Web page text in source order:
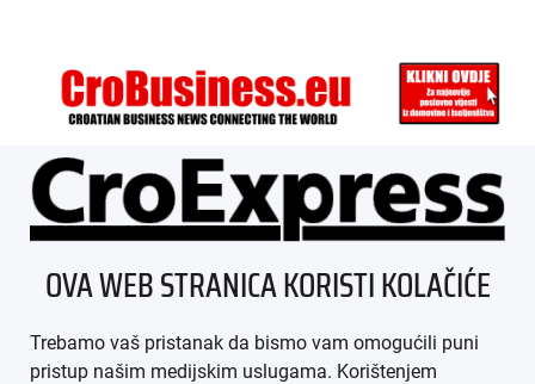
ÜBER UNS
IMPRESSUM
AGB
OVA WEB STRANICA KORISTI KOLAČIĆE
Trebamo vaš pristanak da bismo vam omogućili puni
pristup našim medijskim uslugama. Korištenjem